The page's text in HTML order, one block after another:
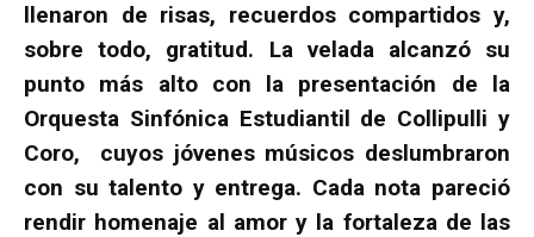
llenaron de risas, recuerdos compartidos y,
sobre todo, gratitud. La velada alcanzó su
punto más alto con la presentación de la
Orquesta Sinfónica Estudiantil de Collipulli y
Coro, cuyos jóvenes músicos deslumbraron
con su talento y entrega. Cada nota pareció
rendir homenaje al amor y la fortaleza de las